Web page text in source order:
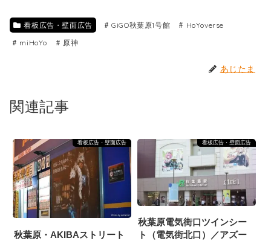
看板広告・壁面広告 GiGO秋葉原1号館
HoYoverse
miHoYo
原神
あじたま
関連記事
看板広告・壁面広告
秋葉原・AKIBAストリート
看板広告・壁面広告
秋葉原電気街口ツインシー
ト（電気街北口）／アズー